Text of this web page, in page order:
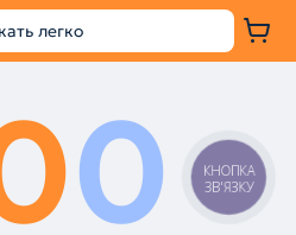
0
КНОПКА
ЗВ'ЯЗКУ